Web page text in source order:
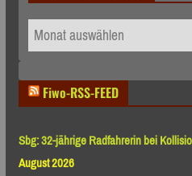
Archiv
nach
Fiwo-RSS-FEED
Sbg: 32-jährige Radfahrerin bei
August 2026